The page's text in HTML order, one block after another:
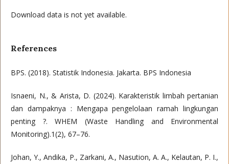
Download data is not yet available.
References
BPS. (2018). Statistik Indonesia. Jakarta. BPS Indonesia
Isnaeni, N., & Arista, D. (2024). Karakteristik limbah pertanian
dan dampaknya : Mengapa pengelolaan ramah lingkungan
penting ?. WHEM (Waste Handling and Environmental
Monitoring).1(2), 67–76.
Johan, Y., Andika, P., Zarkani, A., Nasution, A. A., Kelautan, P. I.,